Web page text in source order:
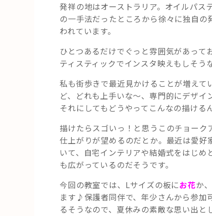
発祥の地はオーストラリア。オイルパス
の一手法だったところから徐々に独自
われています。
ひとつあるだけでぐっと雰囲気があって
ティスティックでインスタ映えもしそ
私も街歩きで最近見かけることが増え
ど、どれも上手いな～、専門的にデザイ
それにしてもどうやってこんなの描け
描けたらスゴいっ！と思うこのチョー
仕上がりが望めるのだとか。最近は愛好
いて、自宅インテリアや結婚式をはじ
も広がっているのだそうです。
今回の教室では、Lサイズの板にお花か、
ます♪保護者同伴で、年少さんから参加
るそうなので、夏休みの素敵な思い出